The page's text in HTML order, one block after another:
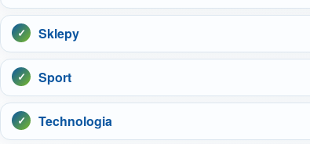
Sklepy
Sport
Technologia